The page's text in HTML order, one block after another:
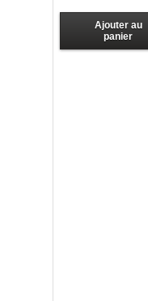
Ajouter au
panier